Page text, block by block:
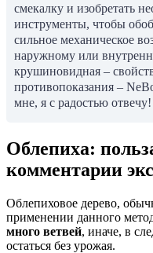
смекалку и изобретать
инструменты, чтобы
сильное механическое
наружному или
крушиновидная –
противопоказания –
мне, я с радостью отвечу!
Облепиха:
комментарии
Облепиховое дерево,
применении данного
много ветвей, иначе, в
остаться без урожая.